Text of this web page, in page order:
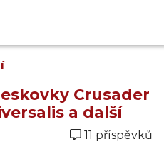
Crusader
a další
11 příspěvků